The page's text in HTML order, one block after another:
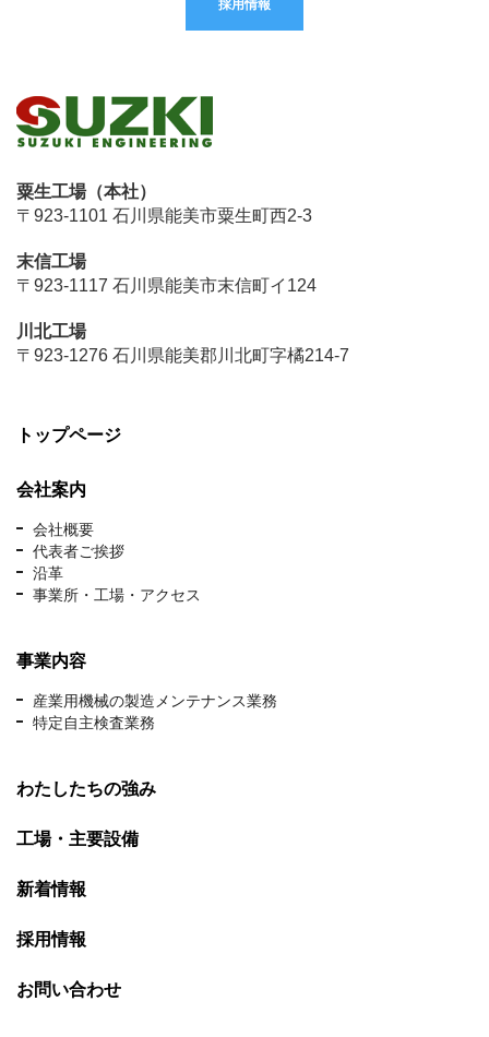
採用情報
粟生工場（本社）
〒923-1101 石川県能美市粟生町西2-3
末信工場
〒923-1117 石川県能美市末信町イ124
川北工場
〒923-1276 石川県能美郡川北町字橘214-7
トップページ
会社案内
会社概要
代表者ご挨拶
沿革
事業所・工場・アクセス
事業内容
産業用機械の製造メンテナンス業務
特定自主検査業務
わたしたちの強み
工場・主要設備
新着情報
採用情報
お問い合わせ